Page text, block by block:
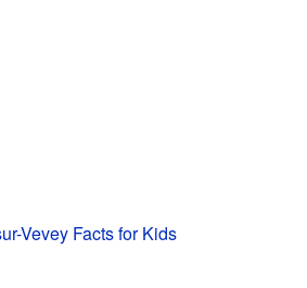
Vevey Facts for Kids